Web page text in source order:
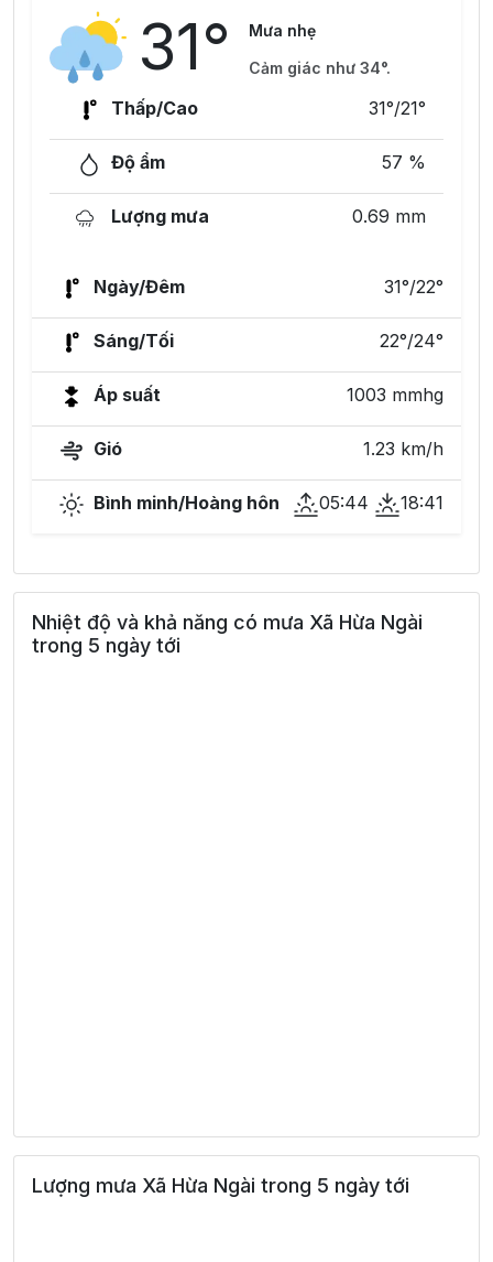
31°
Mưa nhẹ
Cảm giác như 34°.
Thấp/Cao 31°/21°
Độ ẩm 57 %
Lượng mưa 0.69 mm
Ngày/Đêm 31°/22°
Sáng/Tối 22°/24°
Áp suất 1003 mmhg
Gió 1.23 km/h
Bình minh/Hoàng hôn 05:44 18:41
Nhiệt độ và khả năng có mưa Xã Hừa Ngài
trong 5 ngày tới
Lượng mưa Xã Hừa Ngài trong 5 ngày tới